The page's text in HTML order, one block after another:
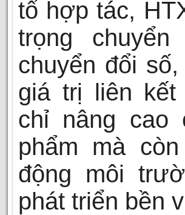
tổ hợp tác,
trọng
chuyển đổi
giá trị liên kết
chỉ nâng cao
phẩm mà
động môi
phát triển bền